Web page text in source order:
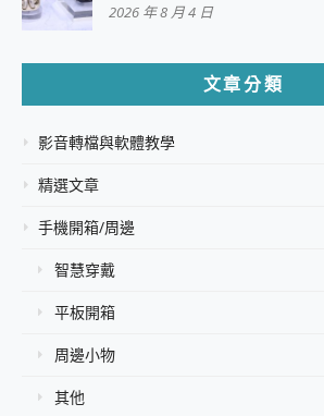
2026 年 8 月 4 日
文章分類
影音轉檔與軟體教學
精選文章
手機開箱/周邊
智慧穿戴
平板開箱
周邊小物
其他